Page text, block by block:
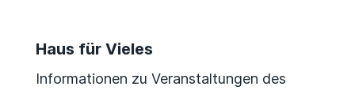
Haus für Vieles
Informationen zu Veranstaltungen des